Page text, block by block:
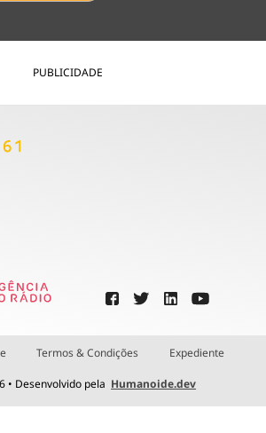
PUBLICIDADE
Termos & Condições Expediente
• Desenvolvido pela Humanoide.dev